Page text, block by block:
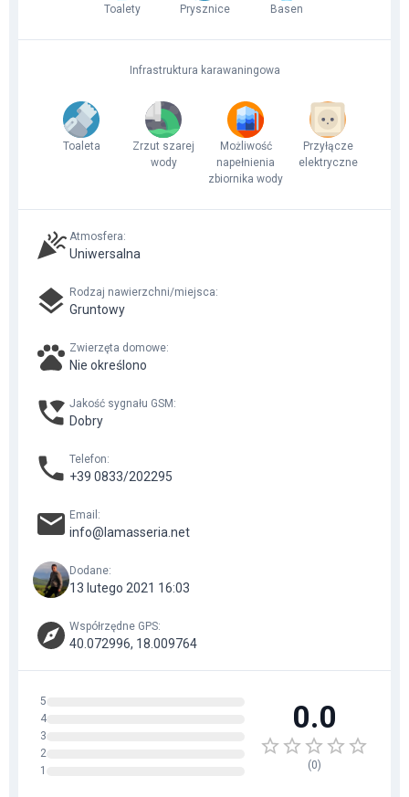
Toalety Prysznice Basen
Infrastruktura karawaningowa
Toaleta
Zrzut szarej
wody
Możliwość
napełnienia
zbiornika wody
Przyłącze
elektryczne
Atmosfera:
Uniwersalna
Rodzaj nawierzchni/miejsca:
Gruntowy
Zwierzęta domowe:
Nie określono
Jakość sygnału GSM :
Dobry
Telefon:
+39 0833/202295
Email :
info@lamasseria.net
Dodane:
13 lutego 2021 16:03
Współrzędne GPS:
40.072996, 18.009764
5
4
3
2
1
0.0
(0)